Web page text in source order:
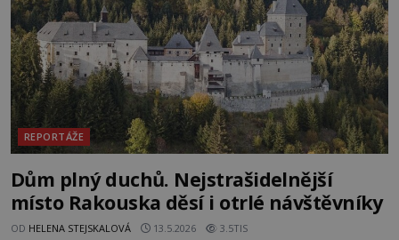
REPORTÁŽE
Dům plný duchů. Nejstrašidelnější
místo Rakouska děsí i otrlé návštěvníky
OD HELENA STEJSKALOVÁ 13.5.2026 3.5TIS